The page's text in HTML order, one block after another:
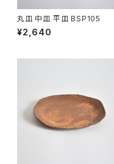
丸皿 中皿 平皿 BSP105
¥2,640